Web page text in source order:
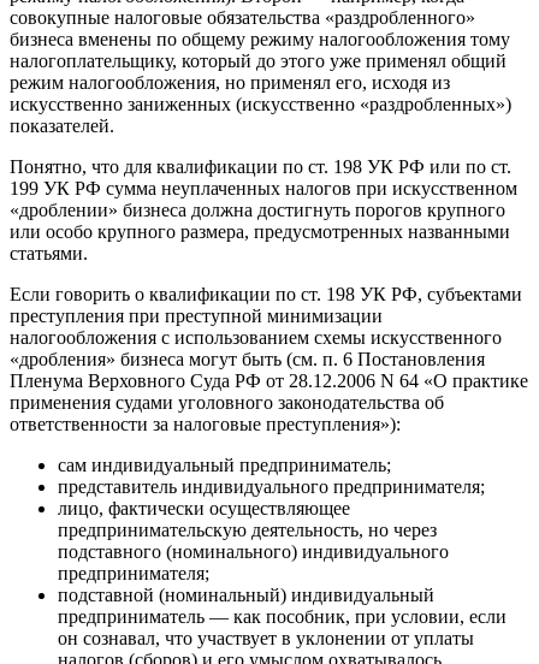
совокупные налоговые обязательства «раздробленного»
бизнеса вменены по общему режиму налогообложения тому
налогоплательщику, который до этого уже применял общий
режим налогообложения, но применял его, исходя из
искусственно заниженных (искусственно «раздробленных»)
показателей.
Понятно, что для квалификации по ст. 198 УК РФ или по ст.
199 УК РФ сумма неуплаченных налогов при искусственном
«дроблении» бизнеса должна достигнуть порогов крупного
или особо крупного размера, предусмотренных названными
статьями.
Если говорить о квалификации по ст. 198 УК РФ, субъектами
преступления при преступной минимизации
налогообложения с использованием схемы искусственного
«дробления» бизнеса могут быть (см. п. 6 Постановления
Пленума Верховного Суда РФ от 28.12.2006 N 64 «О практике
применения судами уголовного законодательства об
ответственности за налоговые преступления»):
сам индивидуальный предприниматель;
представитель индивидуального предпринимателя;
лицо, фактически осуществляющее
предпринимательскую деятельность, но через
подставного (номинального) индивидуального
предпринимателя;
подставной (номинальный) индивидуальный
предприниматель — как пособник, при условии, если
он сознавал, что участвует в уклонении от уплаты
налогов (сборов) и его умыслом охватывалось